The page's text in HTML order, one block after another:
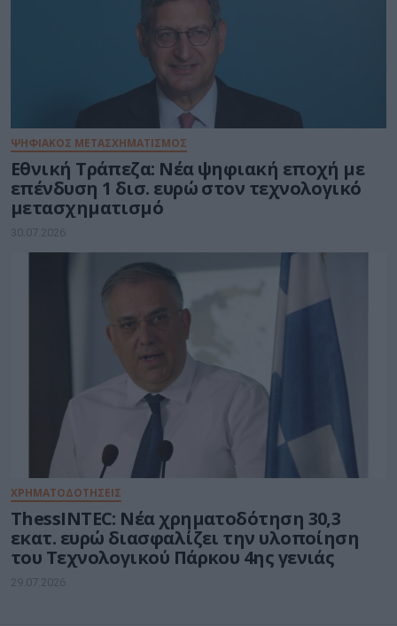
ΨΗΦΙΑΚΟΣ ΜΕΤΑΣΧΗΜΑΤΙΣΜΟΣ
Εθνική Τράπεζα: Νέα ψηφιακή εποχή με
επένδυση 1 δισ. ευρώ στον τεχνολογικό
μετασχηματισμό
30.07.2026
ΧΡΗΜΑΤΟΔΟΤΗΣΕΙΣ
ThessINTEC: Νέα χρηματοδότηση 30,3
εκατ. ευρώ διασφαλίζει την υλοποίηση
του Τεχνολογικού Πάρκου 4ης γενιάς
29.07.2026